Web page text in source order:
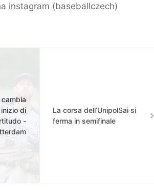
instagram (baseballczech)
di
-
La corsa dell’UnipolSai si
ferma in semifinale